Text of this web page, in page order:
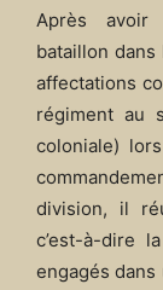
Après avoir
bataillon dans
affectations
régiment au
coloniale)
division, il
c’est-à-dire
engagés